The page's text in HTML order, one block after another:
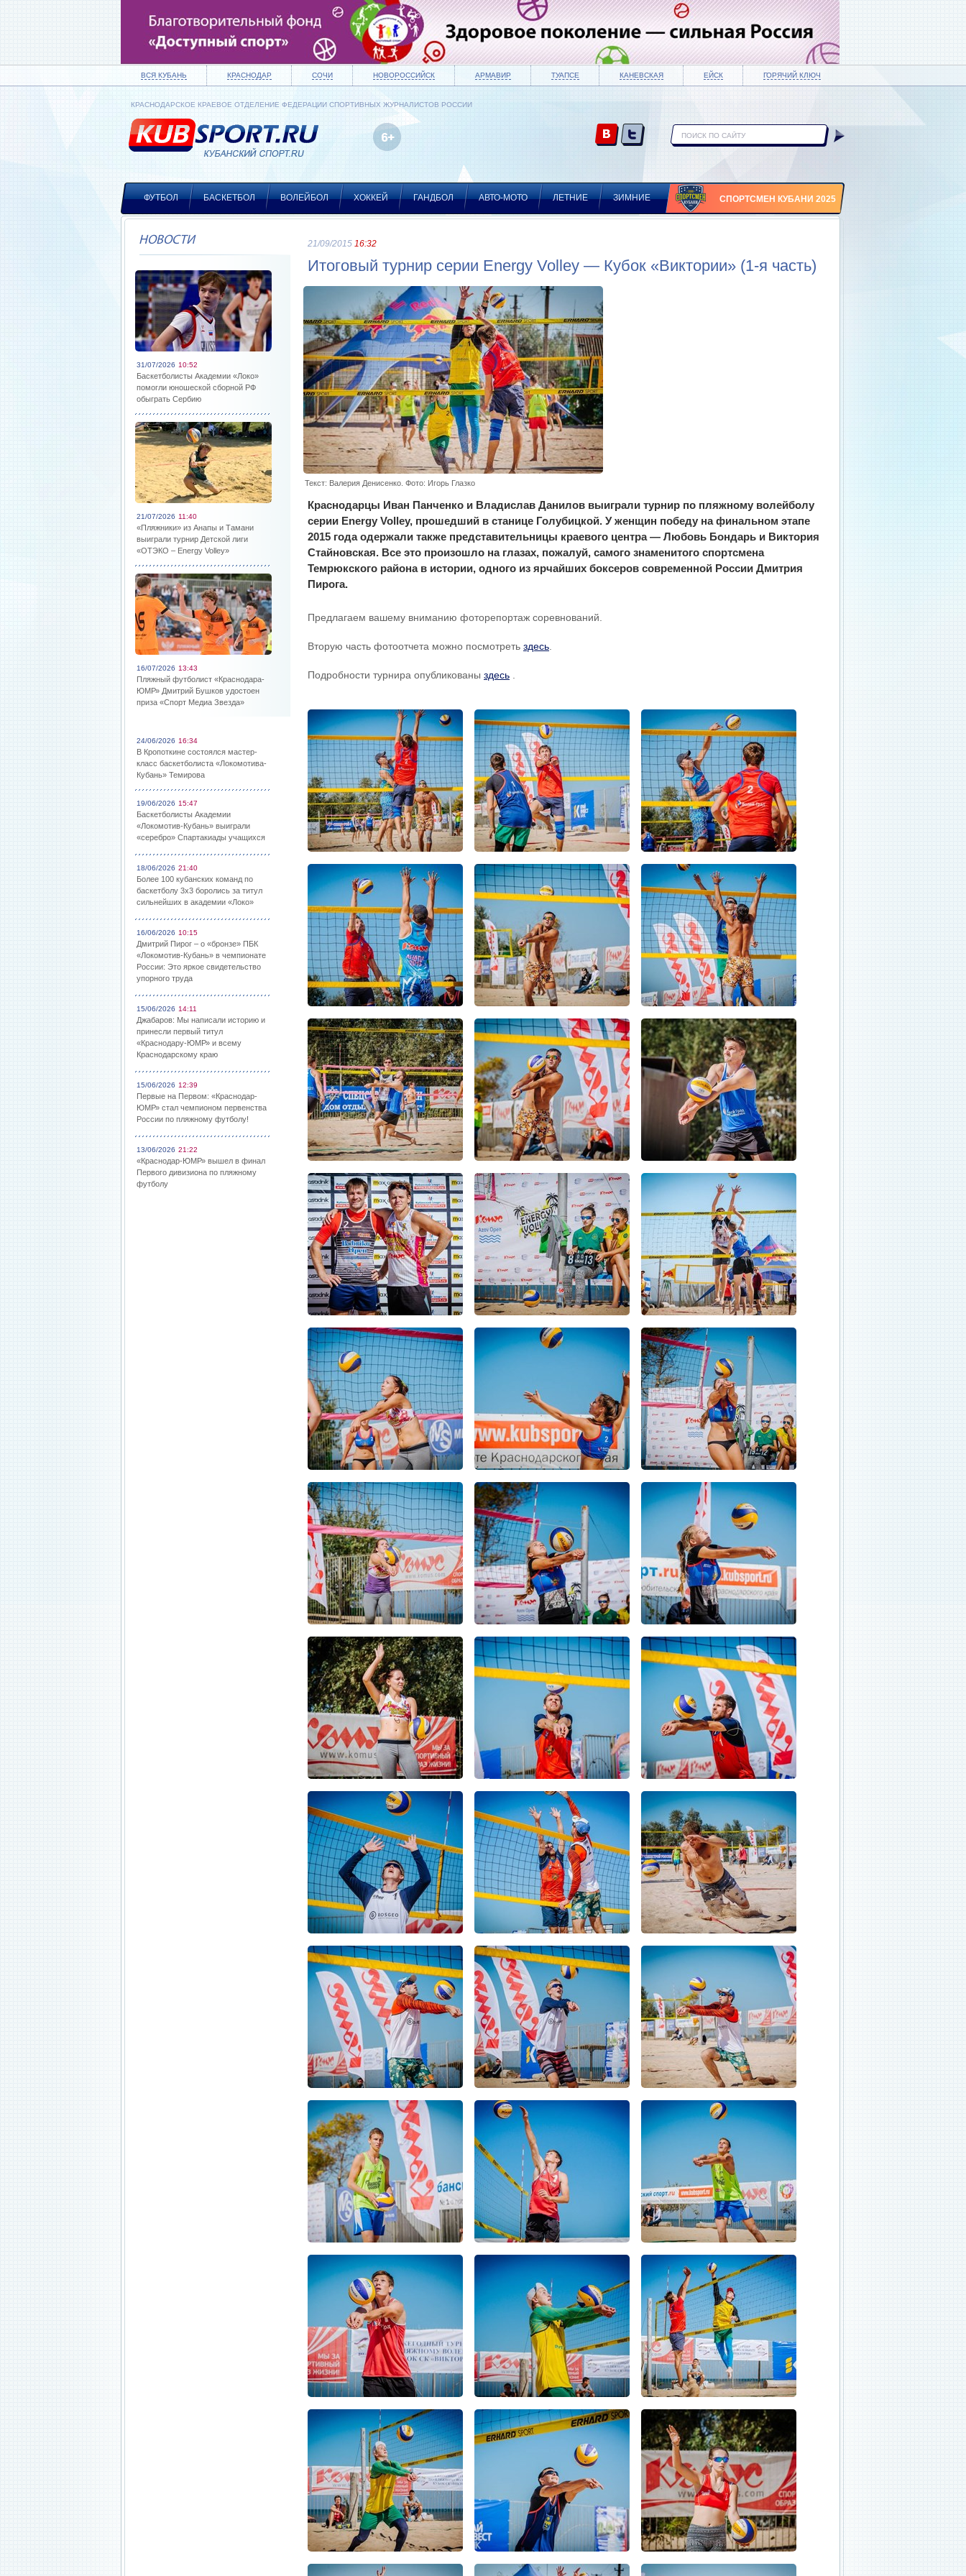
ВСЯ КУБАНЬ КРАСНОДАР СОЧИ НОВОРОССИЙСК АРМАВИР ТУАПСЕ КАНЕВСКАЯ ЕЙСК ГОРЯЧИЙ КЛЮЧ
КРАСНОДАРСКОЕ КРАЕВОЕ ОТДЕЛЕНИЕ ФЕДЕРАЦИИ СПОРТИВНЫХ ЖУРНАЛИСТОВ РОССИИ
ФУТБОЛ БАСКЕТБОЛ ВОЛЕЙБОЛ ХОККЕЙ ГАНДБОЛ АВТО-МОТО ЛЕТНИЕ ЗИМНИЕ СПОРТСМЕН КУБАНИ 2025
НОВОСТИ
31/07/2026 10:52
Баскетболисты Академии «Локо»
помогли юношеской сборной РФ
обыграть Сербию
21/07/2026 11:40
«Пляжники» из Анапы и Тамани
выиграли турнир Детской лиги
«ОТЭКО – Energy Volley»
16/07/2026 13:43
Пляжный футболист «Краснодара-
ЮМР» Дмитрий Бушков удостоен
приза «Спорт Медиа Звезда»
24/06/2026 16:34
В Кропоткине состоялся мастер-
класс баскетболиста «Локомотива-
Кубань» Темирова
19/06/2026 15:47
Баскетболисты Академии
«Локомотив-Кубань» выиграли
«серебро» Спартакиады учащихся
18/06/2026 21:40
Более 100 кубанских команд по
баскетболу 3х3 боролись за титул
сильнейших в академии «Локо»
16/06/2026 10:15
Дмитрий Пирог – о «бронзе» ПБК
«Локомотив-Кубань» в чемпионате
России: Это яркое свидетельство
упорного труда
15/06/2026 14:11
Джабаров: Мы написали историю и
принесли первый титул
«Краснодару-ЮМР» и всему
Краснодарскому краю
15/06/2026 12:39
Первые на Первом: «Краснодар-
ЮМР» стал чемпионом первенства
России по пляжному футболу!
13/06/2026 21:22
«Краснодар-ЮМР» вышел в финал
Первого дивизиона по пляжному
футболу
21/09/2015 16:32
Итоговый турнир серии Energy Volley — Кубок «Виктории» (1-я часть)
Текст: Валерия Денисенко. Фото: Игорь Глазко
Краснодарцы Иван Панченко и Владислав Данилов выиграли турнир по пляжному волейболу
серии Energy Volley, прошедший в станице Голубицкой. У женщин победу на финальном этапе
2015 года одержали также представительницы краевого центра — Любовь Бондарь и Виктория
Стайновская. Все это произошло на глазах, пожалуй, самого знаменитого спортсмена
Темрюкского района в истории, одного из ярчайших боксеров современной России Дмитрия
Пирога.
Предлагаем вашему вниманию фоторепортаж соревнований.
Вторую часть фотоотчета можно посмотреть здесь
Подробности турнира опубликованы здесь